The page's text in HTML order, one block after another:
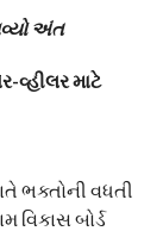
અંત
વ્હીલર માટે
ભક્તોની વધતી
વિકાસ બોર્ડ